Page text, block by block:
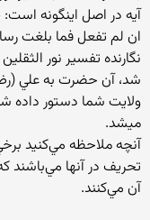
آيه‌ در اصل‌ اينگونه‌ است‌:
ان‌ لم‌ تفعل‌ فما بلغت‌
نگارنده‌ تفسير نور
شد، آن‌ حضرت‌ به‌ علي‌
ولايت‌ شما دستور داده‌
ميشد.
آنچه‌ ملاحظه‌ مي‌كنيد
تحريف‌ در آنها مي‌باشند
آن‌ مي‌كنند.